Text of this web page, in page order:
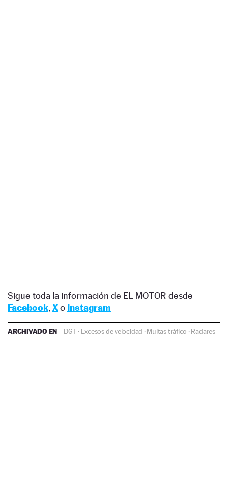
Sigue toda la información de EL MOTOR desde
Facebook, Xo Instagram
ARCHIVADO EN DGT· Excesos de velocidad ·Multas tráfico ·Radares